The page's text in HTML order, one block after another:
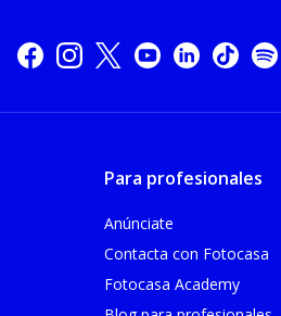
Para profesionales
Anúnciate
Contacta con Fotocasa
Fotocasa Academy